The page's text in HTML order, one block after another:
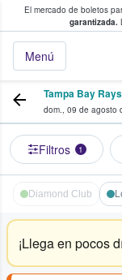
El mercado de boletos
garantizada.
Menú
fans
Tampa Bay Rays
dom., 09 de agosto
Filtros 1
Diamond Club
¡Llega en pocos